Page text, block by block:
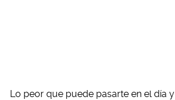
Lo peor que puede pasarte en el día